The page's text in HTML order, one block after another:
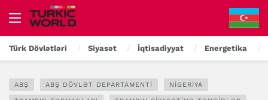
Türk Dövlətləri Siyasət İqtisadiyyat Energetika
ABŞ ABŞ DÖVLƏT DEPARTAMENTI NIGERIYA